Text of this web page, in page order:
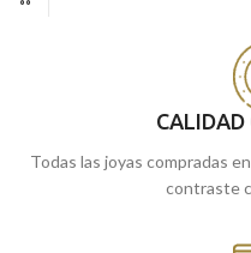
disminución. Una joya para siempre.
tienda de Málaga, o si lo prefieres,
encargarlo online y te lo llevamos
CALIDAD
Todas las joyas compradas
contraste